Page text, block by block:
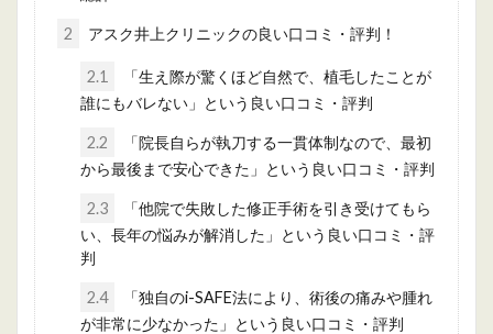
2 アスク井上クリニックの良い口コミ・評判！
2.1
「生え際が驚くほど自然で、植毛したことが
誰にもバレない」という良い口コミ・評判
2.2
「院長自らが執刀する一貫体制なので、最初
から最後まで安心できた」という良い口コミ・評判
2.3
「他院で失敗した修正手術を引き受けてもら
い、長年の悩みが解消した」という良い口コミ・評
判
2.4
「独自のi-SAFE法により、術後の痛みや腫れ
が非常に少なかった」という良い口コミ・評判